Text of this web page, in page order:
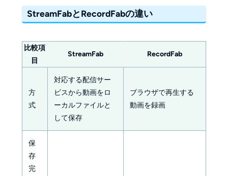
StreamFabとRecordFabの違い
比較項
目
StreamFab RecordFab
方
式
対応する配信サー
ビスから動画をロ
ーカルファイルと
して保存
ブラウザで再生する
動画を録画
保
存
完